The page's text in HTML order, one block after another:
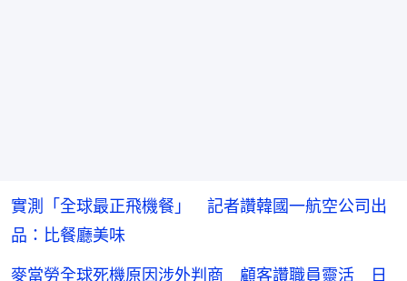
實測「全球最正飛機餐」 記者讚韓國一航空公司出
品：比餐廳美味
麥當勞全球死機原因涉外判商 顧客讚職員靈活 日